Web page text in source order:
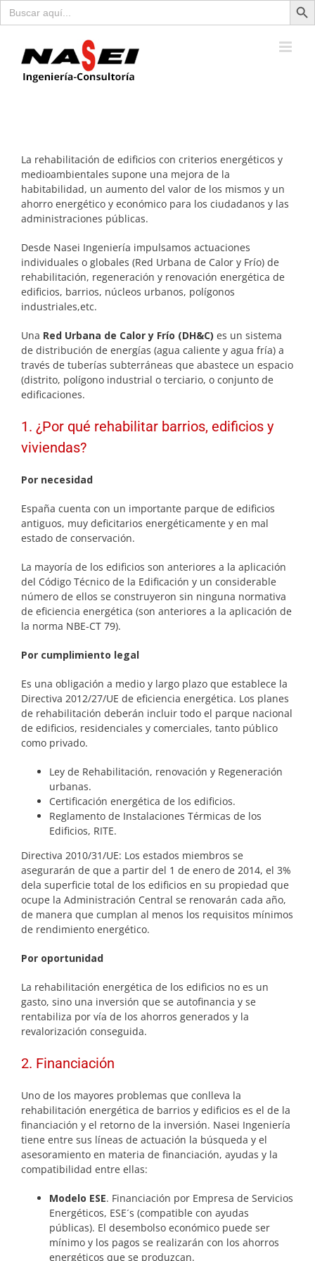
Buscar:
contenido
La rehabilitación de edificios con criterios energéticos y
medioambientales supone una mejora de la
habitabilidad, un aumento del valor de los mismos y un
ahorro energético y económico para los ciudadanos y las
administraciones públicas.
Desde Nasei Ingeniería impulsamos actuaciones
individuales o globales (Red Urbana de Calor y Frío) de
rehabilitación, regeneración y renovación energética de
edificios, barrios, núcleos urbanos, polígonos
industriales,etc.
Una Red Urbana de Calor y Frío (DH&C) es un sistema
de distribución de energías (agua caliente y agua fría) a
través de tuberías subterráneas que abastece un espacio
(distrito, polígono industrial o terciario, o conjunto de
edificaciones.
1. ¿Por qué rehabilitar barrios, edificios y
viviendas?
Por necesidad
España cuenta con un importante parque de edificios
antiguos, muy deficitarios energéticamente y en mal
estado de conservación.
La mayoría de los edificios son anteriores a la aplicación
del Código Técnico de la Edificación y un considerable
número de ellos se construyeron sin ninguna normativa
de eficiencia energética (son anteriores a la aplicación de
la norma NBE-CT 79).
Por cumplimiento legal
Es una obligación a medio y largo plazo que establece la
Directiva 2012/27/UE de eficiencia energética. Los planes
de rehabilitación deberán incluir todo el parque nacional
de edificios, residenciales y comerciales, tanto público
como privado.
Ley de Rehabilitación, renovación y Regeneración
urbanas.
Certificación energética de los edificios.
Reglamento de Instalaciones Térmicas de los
Edificios, RITE.
Directiva 2010/31/UE: Los estados miembros se
asegurarán de que a partir del 1 de enero de 2014, el 3%
dela superficie total de los edificios en su propiedad que
ocupe la Administración Central se renovarán cada año,
de manera que cumplan al menos los requisitos mínimos
de rendimiento energético.
Por oportunidad
La rehabilitación energética de los edificios no es un
gasto, sino una inversión que se autofinancia y se
rentabiliza por vía de los ahorros generados y la
revalorización conseguida.
2. Financiación
Uno de los mayores problemas que conlleva la
rehabilitación energética de barrios y edificios es el de la
financiación y el retorno de la inversión. Nasei Ingeniería
tiene entre sus líneas de actuación la búsqueda y el
asesoramiento en materia de financiación, ayudas y la
compatibilidad entre ellas:
Modelo ESE. Financiación por Empresa de Servicios
Energéticos, ESE´s (compatible con ayudas
públicas). El desembolso económico puede ser
mínimo y los pagos se realizarán con los ahorros
energéticos que se produzcan.